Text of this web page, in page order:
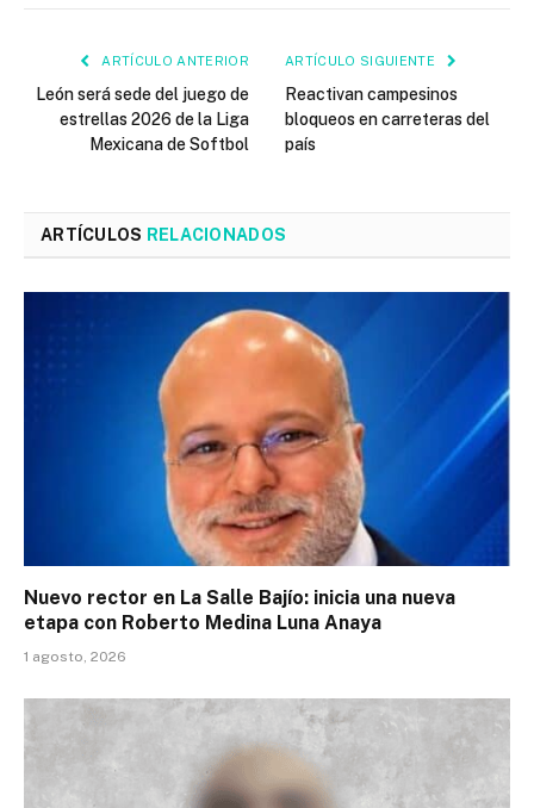
ARTÍCULO ANTERIOR
León será sede del juego de
estrellas 2026 de la Liga
Mexicana de Softbol
ARTÍCULO SIGUIENTE
Reactivan campesinos
bloqueos en carreteras del
país
ARTÍCULOS RELACIONADOS
Nuevo rector en La Salle Bajío: inicia una nueva
etapa con Roberto Medina Luna Anaya
1 agosto, 2026